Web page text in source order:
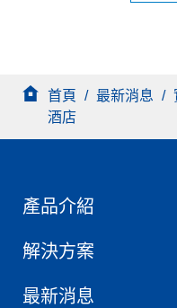
首頁 / 最新消息 /
酒店
產品介紹
解決方案
最新消息